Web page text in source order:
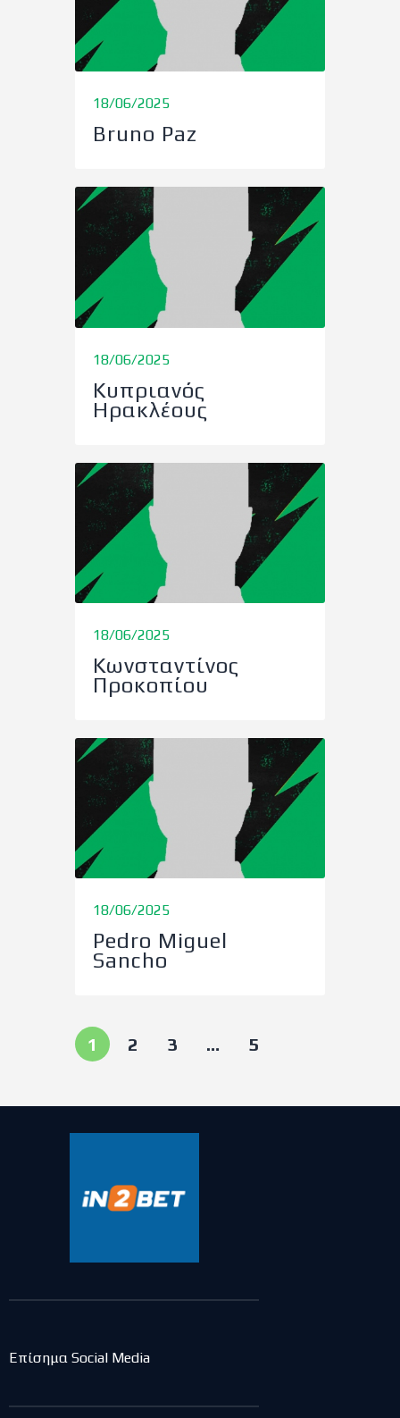
18/06/2025
Bruno Paz
18/06/2025
Κυπριανός
Ηρακλέους
18/06/2025
Κωνσταντίνος
Προκοπίου
18/06/2025
Pedro Miguel
Sancho
1 2 3 … 5
Επίσημα Social Media